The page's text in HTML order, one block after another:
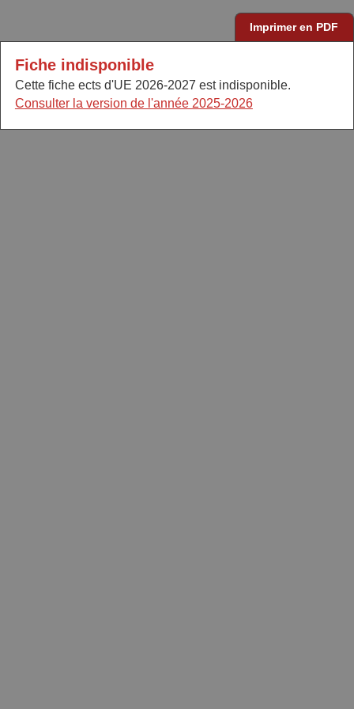
Imprimer en PDF
Fiche indisponible
Cette fiche ects d'UE 2026-2027 est indisponible.
Consulter la version de l'année 2025-2026